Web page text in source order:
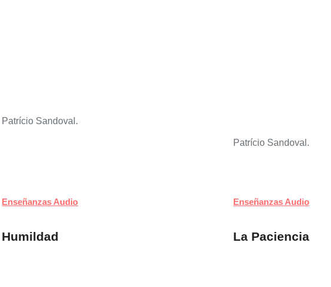
Patrício Sandoval.
Patrício Sandoval.
Enseñanzas Audio
Humildad
Enseñanzas Audio
La Paciencia